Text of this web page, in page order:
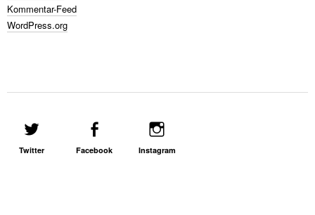
Kommentar-Feed
WordPress.org
Twitter Facebook Instagram